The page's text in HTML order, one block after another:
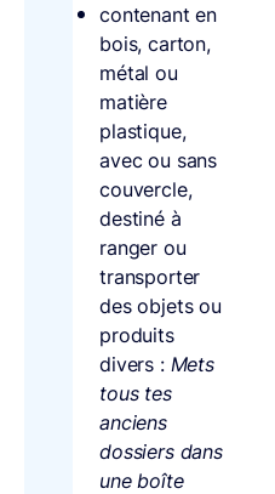
contenant en
bois, carton,
métal ou
matière
plastique,
avec ou sans
couvercle,
destiné à
ranger ou
transporter
des objets ou
produits
divers : Mets
tous tes
anciens
dossiers dans
une boîte